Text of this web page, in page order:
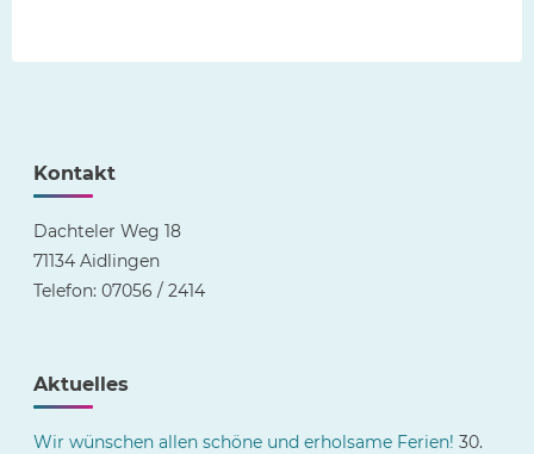
Kontakt
Dachteler Weg 18
71134 Aidlingen
Telefon: 07056 / 2414
Aktuelles
Wir wünschen allen schöne und erholsame Ferien! 30.